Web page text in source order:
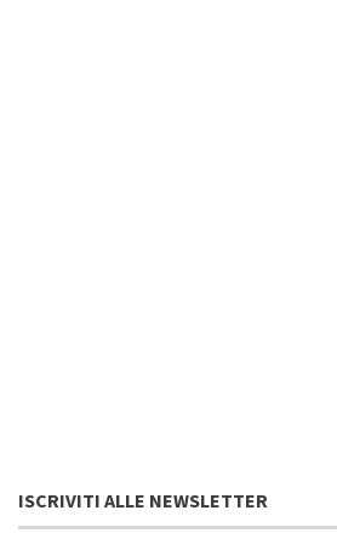
ISCRIVITI ALLE NEWSLETTER